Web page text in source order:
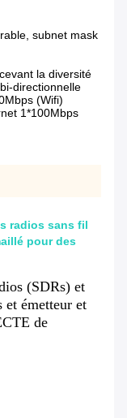
subnet mask
la diversité
directionnelle
(Wifi)
1*100Mbps
radios sans fil
pour des
(SDRs) et
émetteur et
de